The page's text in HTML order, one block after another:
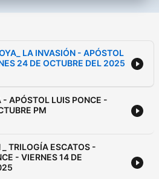
LA INVASIÓN - APÓSTOL
24 DE OCTUBRE DEL 2025
- APÓSTOL LUIS PONCE -
PM
TRILOGÍA ESCATOS -
- VIERNES 14 DE